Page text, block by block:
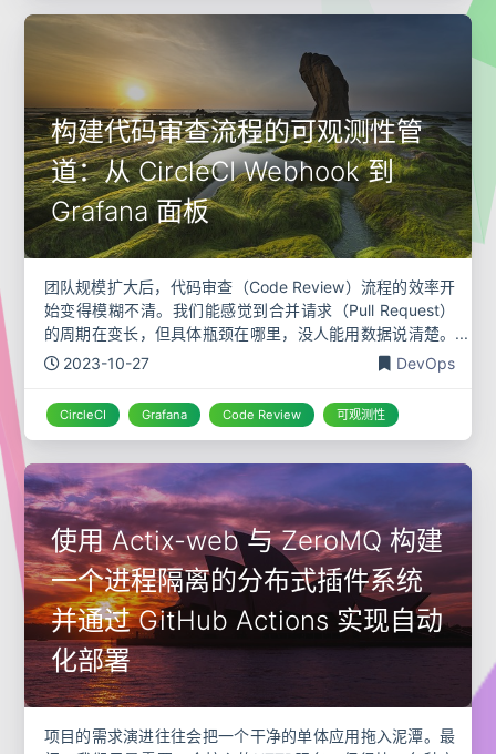
构建代码审查流程的可观测性管
道：从 CircleCI Webhook 到
Grafana 面板
团队规模扩大后，代码审查（Code Review）流程的效率开
始变得模糊不清。我们能感觉到合并请求（Pull Request）
的周期在变长，但具体瓶颈在哪里，没人能用数据说清楚。
是评审响应太慢？是修改的轮次太多？还是单纯因为某些项
2023-10-27 DevOps
CircleCI Grafana Code Review 可观测性
使用 Actix-web 与 ZeroMQ 构建
一个进程隔离的分布式插件系统
并通过 GitHub Actions 实现自动
化部署
项目的需求演进往往会把一个干净的单体应用拖入泥潭。最